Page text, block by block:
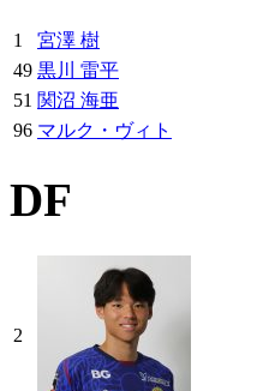
1
宮澤 樹
49 黒川 雷平
51 関沼 海亜
96 マルク・ヴィト
DF
2